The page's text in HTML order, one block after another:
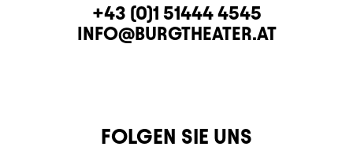
KONTAKTTELEFON
+43 (0)1 51444 4545
E-MAIL
INFO@BURGTHEATER.AT
FOLGEN SIE UNS